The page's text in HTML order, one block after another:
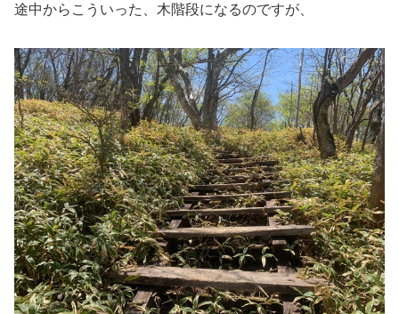
途中からこういった、木階段になるのですが、